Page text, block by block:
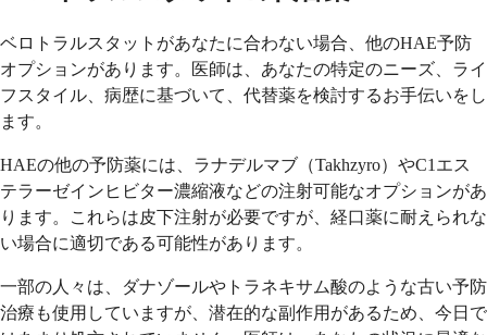
ベロトラルスタットがあなたに合わない場合、他のHAE予防
オプションがあります。医師は、あなたの特定のニーズ、ライ
フスタイル、病歴に基づいて、代替薬を検討するお手伝いをし
ます。
HAEの他の予防薬には、ラナデルマブ（Takhzyro）やC1エス
テラーゼインヒビター濃縮液などの注射可能なオプションがあ
ります。これらは皮下注射が必要ですが、経口薬に耐えられな
い場合に適切である可能性があります。
一部の人々は、ダナゾールやトラネキサム酸のような古い予防
治療も使用していますが、潜在的な副作用があるため、今日で